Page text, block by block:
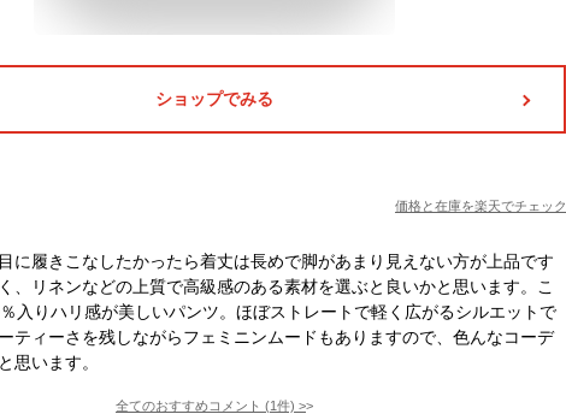
ショップでみる
価格と在庫を楽天でチェック
に履きこなしたかったら着丈は長めで脚があまり見えない方が上品です
、リネンなどの上質で高級感のある素材を選ぶと良いかと思います。こ
入りハリ感が美しいパンツ。ほぼストレートで軽く広がるシルエットで
ティーさを残しながらフェミニンムードもありますので、色んなコーデ
思います。
全てのおすすめコメント (1件) >